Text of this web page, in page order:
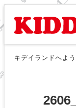
キデイランドへよう